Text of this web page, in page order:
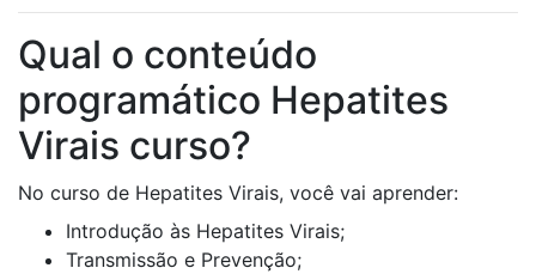
Qual o conteúdo
programático Hepatites
Virais curso?
No curso de Hepatites Virais, você vai aprender:
Introdução às Hepatites Virais;
Transmissão e Prevenção;